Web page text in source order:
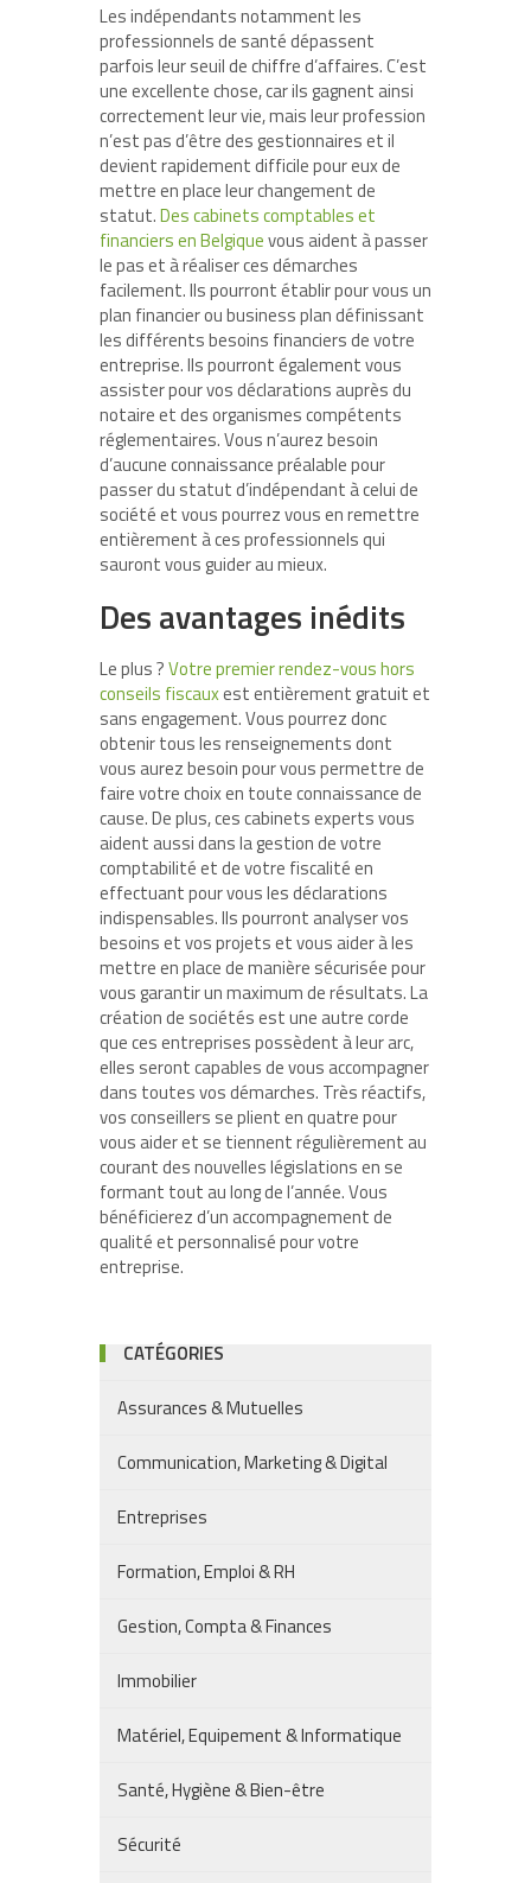
Les indépendants notamment les
professionnels de santé dépassent
parfois leur seuil de chiffre d’affaires. C’est
une excellente chose, car ils gagnent ainsi
correctement leur vie, mais leur profession
n’est pas d’être des gestionnaires et il
devient rapidement difficile pour eux de
mettre en place leur changement de
statut.Des cabinets comptables et
financiers en Belgiquevous aident à passer
le pas et à réaliser ces démarches
facilement. Ils pourront établir pour vous un
plan financier ou business plan définissant
les différents besoins financiers de votre
entreprise. Ils pourront également vous
assister pour vos déclarations auprès du
notaire et des organismes compétents
réglementaires. Vous n’aurez besoin
d’aucune connaissance préalable pour
passer du statut d’indépendant à celui de
société et vous pourrez vous en remettre
entièrement à ces professionnels qui
sauront vous guider au mieux.
Des avantages inédits
Le plus ?Votre premier rendez-vous hors
conseils fiscauxest entièrement gratuit et
sans engagement. Vous pourrez donc
obtenir tous les renseignements dont
vous aurez besoin pour vous permettre de
faire votre choix en toute connaissance de
cause. De plus, ces cabinets experts vous
aident aussi dans la gestion de votre
comptabilité et de votre fiscalité en
effectuant pour vous les déclarations
indispensables. Ils pourront analyser vos
besoins et vos projets et vous aider à les
mettre en place de manière sécurisée pour
vous garantir un maximum de résultats. La
création de sociétés est une autre corde
que ces entreprises possèdent à leur arc,
elles seront capables de vous accompagner
dans toutes vos démarches. Très réactifs,
vos conseillers se plient en quatre pour
vous aider et se tiennent régulièrement au
courant des nouvelles législations en se
formant tout au long de l’année. Vous
bénéficierez d’un accompagnement de
qualité et personnalisé pour votre
entreprise.
CATÉGORIES
Assurances & Mutuelles
Communication, Marketing & Digital
Entreprises
Formation, Emploi & RH
Gestion, Compta & Finances
Immobilier
Matériel, Equipement & Informatique
Santé, Hygiène & Bien-être
Sécurité